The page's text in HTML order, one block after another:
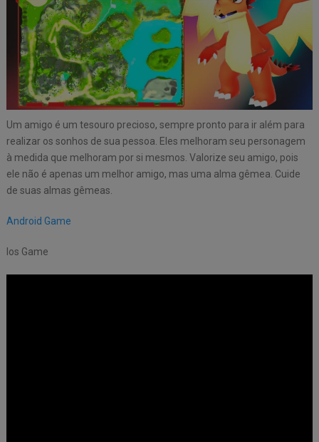
Um amigo é um tesouro precioso, sempre pronto para ir além para
realizar os sonhos de sua pessoa. Eles melhoram seu personagem
à medida que melhoram por si mesmos. Valorize seu amigo, pois
ele não é apenas um melhor amigo, mas uma alma gêmea. Cuide
de suas almas gêmeas.
Android Game
Ios Game